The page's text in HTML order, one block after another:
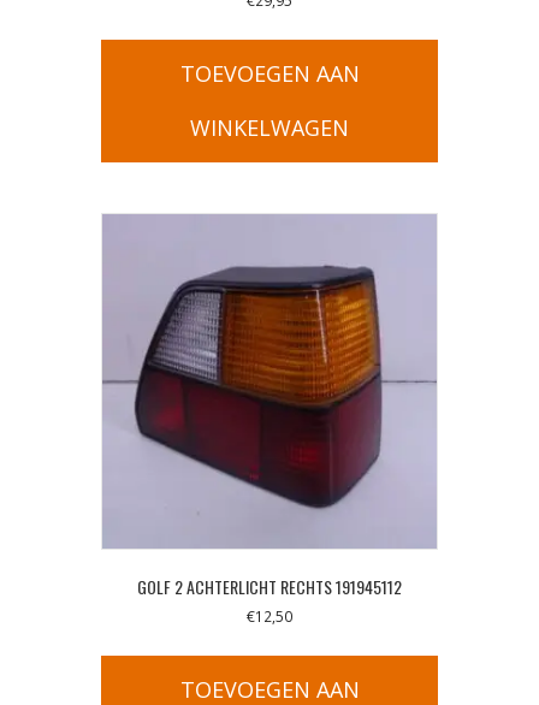
TOEVOEGEN AAN
WINKELWAGEN
GOLF 2 ACHTERLICHT RECHTS 191945112
€12,50
TOEVOEGEN AAN